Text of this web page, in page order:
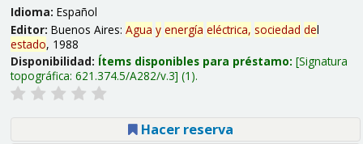
Idioma: Español
Editor: Buenos Aires: Agua y energía eléctrica, sociedad del
estado, 1988
Disponibilidad: Ítems disponibles para préstamo: Signatura
topográfica: 621.374.5/A282/v.3 (1).
Hacer reserva